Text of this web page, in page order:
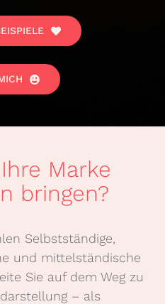
Marke
bringen?
Selbstständige,
und mittelständische
Sie auf dem Weg zu
– als